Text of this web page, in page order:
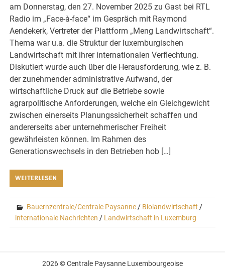
am Donnerstag, den 27. November 2025 zu Gast bei RTL
Radio im „Face-à-face“ im Gespräch mit Raymond
Aendekerk, Vertreter der Plattform „Meng Landwirtschaft“.
Thema war u.a. die Struktur der luxemburgischen
Landwirtschaft mit ihrer internationalen Verflechtung.
Diskutiert wurde auch über die Herausforderung, wie z. B.
der zunehmender administrative Aufwand, der
wirtschaftliche Druck auf die Betriebe sowie
agrarpolitische Anforderungen, welche ein Gleichgewicht
zwischen einerseits Planungssicherheit schaffen und
andererseits aber unternehmerischer Freiheit
gewährleisten können. Im Rahmen des
Generationswechsels in den Betrieben hob […]
WEITERLESEN
Bauernzentrale/Centrale Paysanne / Biolandwirtschaft /
internationale Nachrichten / Landwirtschaft in Luxemburg
2026 © Centrale Paysanne Luxembourgeoise